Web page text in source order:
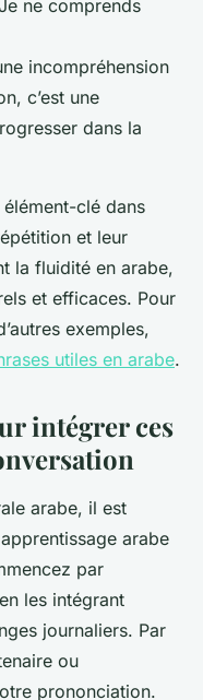
incompréhension
c’est une
dans la
clé dans
et leur
la fluidité en arabe,
et efficaces. Pour
exemples,
utiles en arabe.
intégrer ces
arabe, il est
arabe
par
les intégrant
journaliers. Par
ou
prononciation.